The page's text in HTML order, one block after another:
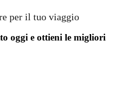
per il tuo viaggio
oggi e ottieni le migliori